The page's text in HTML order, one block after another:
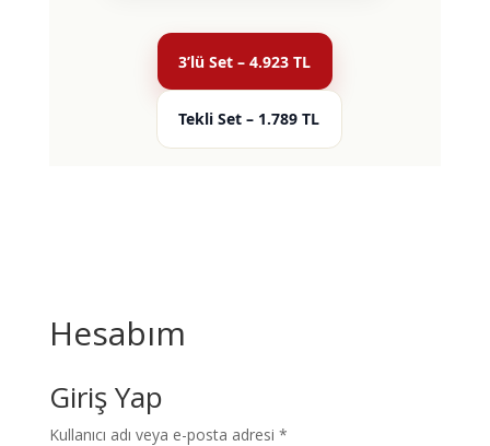
3’lü Set – 4.923 TL
Tekli Set – 1.789 TL
Hesabım
Giriş Yap
Kullanıcı adı veya e-posta adresi *Gerekli